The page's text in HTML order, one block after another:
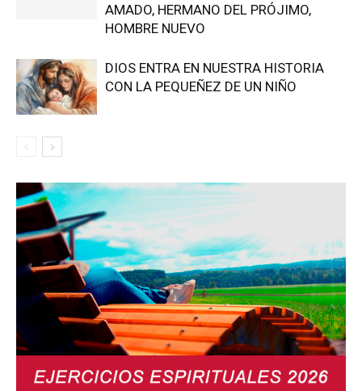
AMADO, HERMANO DEL PRÓJIMO,
HOMBRE NUEVO
DIOS ENTRA EN NUESTRA HISTORIA
CON LA PEQUEÑEZ DE UN NIÑO